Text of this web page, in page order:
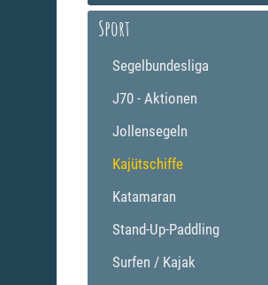
Sport
Segelbundesliga
J70 - Aktionen
Jollensegeln
Kajütschiffe
Katamaran
Stand-Up-Paddling
Surfen / Kajak